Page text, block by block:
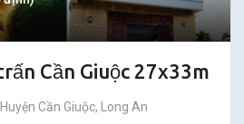
Cần Giuộc 27x33m
Huyện Cần Giuộc, Long An